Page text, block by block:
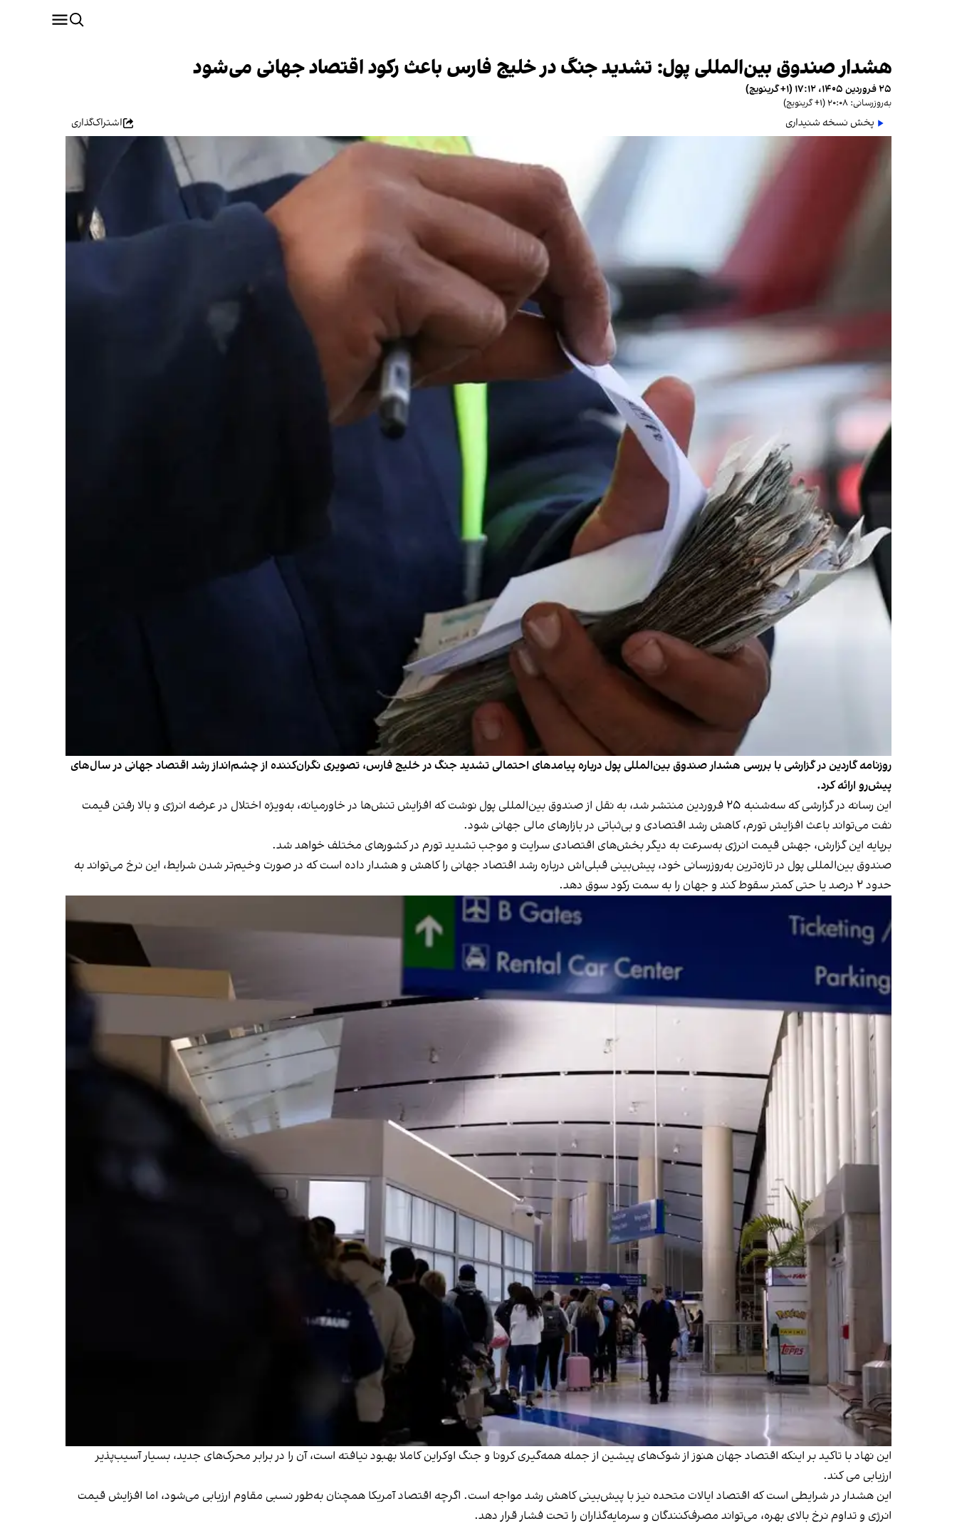
هشدار صندوق بین‌المللی پول: تشدید جنگ در خلیج فارس باعث رکود اقتصاد جهانی می‌شود
۲۵ فروردین ۱۴۰۵، ۱۷:۱۲ (‎+۱ گرینویچ)
به‌روزرسانی: ۲۰:۰۸ (‎+۱ گرینویچ)
پخش نسخه شنیداری اشتراک‌گذاری
روزنامه گاردین در گزارشی با بررسی هشدار صندوق بین‌المللی پول درباره پیامدهای احتمالی تشدید جنگ در خلیج فارس، تصویری نگران‌کننده از چشم‌انداز رشد اقتصاد جهانی در سال‌های
پیش‌رو ارائه کرد.
این رسانه در گزارشی که سه‌شنبه ۲۵ فروردین منتشر شد، به نقل از صندوق بین‌المللی پول نوشت که افزایش تنش‌ها در خاورمیانه، به‌ویژه اختلال در عرضه انرژی و بالا رفتن قیمت
نفت می‌تواند باعث افزایش تورم، کاهش رشد اقتصادی و بی‌ثباتی در بازارهای مالی جهانی شود.
برپایه این گزارش، جهش قیمت انرژی به‌سرعت به دیگر بخش‌های اقتصادی سرایت و موجب تشدید تورم در کشورهای مختلف خواهد شد.
صندوق بین‌المللی پول در تازه‌ترین به‌روزرسانی خود، پیش‌بینی قبلی‌اش درباره رشد اقتصاد جهانی را کاهش و هشدار داده است که در صورت وخیم‌تر شدن شرایط، این نرخ می‌تواند به
حدود ۲ درصد یا حتی کمتر سقوط کند و جهان را به سمت رکود سوق دهد.
این نهاد با تاکید بر اینکه اقتصاد جهان هنوز از شوک‌های پیشین از جمله همه‌گیری کرونا و جنگ اوکراین کاملا بهبود نیافته است، آن را در برابر محرک‌های جدید، بسیار آسیب‌پذیر
ارزیابی می کند.
این هشدار در شرایطی است که اقتصاد ایالات متحده نیز با پیش‌بینی کاهش رشد مواجه است. اگرچه اقتصاد آمریکا همچنان به‌طور نسبی مقاوم ارزیابی می‌شود، اما افزایش قیمت
انرژی و تداوم نرخ‌ بالای بهره، می‌تواند مصرف‌کنندگان و سرمایه‌گذاران را تحت فشار قرار دهد.